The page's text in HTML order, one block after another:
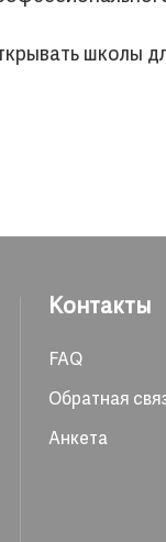
школы
Контакты
FAQ
Обратная
Анкета